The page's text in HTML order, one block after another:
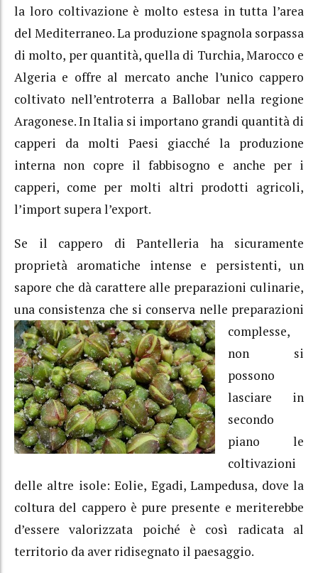
la loro coltivazione è molto estesa in tutta l’area
del Mediterraneo. La produzione spagnola sorpassa
di molto, per quantità, quella di Turchia, Marocco e
Algeria e offre al mercato anche l’unico cappero
coltivato nell’entroterra a Ballobar nella regione
Aragonese. In Italia si importano grandi quantità di
capperi da molti Paesi giacché la produzione
interna non copre il fabbisogno e anche per i
capperi, come per molti altri prodotti agricoli,
l’import supera l’export.
Se il cappero di Pantelleria ha sicuramente
proprietà aromatiche intense e persistenti, un
sapore che dà carattere alle preparazioni culinarie,
una consistenza che si conserva nelle preparazioni
complesse,
non si
possono
lasciare in
secondo
piano le
coltivazioni
delle altre isole: Eolie, Egadi, Lampedusa, dove la
coltura del cappero è pure presente e meriterebbe
d’essere valorizzata poiché è così radicata al
territorio da aver ridisegnato il paesaggio.